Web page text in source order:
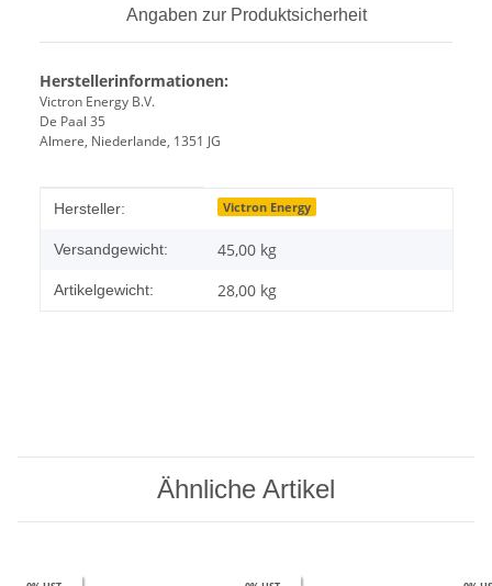
Angaben zur Produktsicherheit
Herstellerinformationen:
Victron Energy B.V.
De Paal 35
Almere, Niederlande, 1351 JG
Produkteigenschaft
Wert
Hersteller: Victron Energy
Versandgewicht: 45,00 kg
Artikelgewicht: 28,00 kg
Ähnliche Artikel